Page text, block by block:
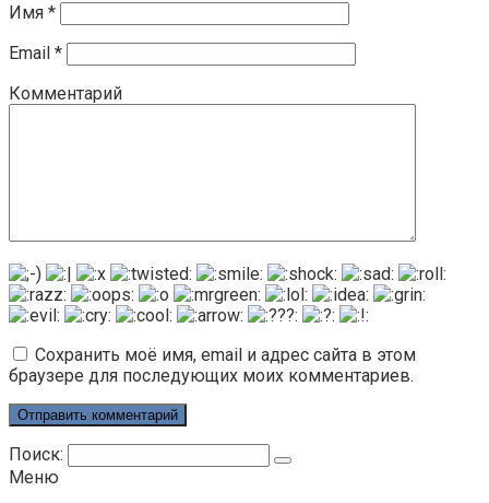
Имя *
Email *
Комментарий
Сохранить моё имя, email и адрес сайта в этом
браузере для последующих моих комментариев.
Поиск:
Меню